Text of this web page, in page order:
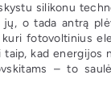
silikonu
o tada antrą
fotovoltinius
kad energijos
– to